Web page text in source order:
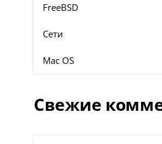
FreeBSD
Сети
Mac OS
Свежие